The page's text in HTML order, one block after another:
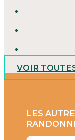
VOIR
LES